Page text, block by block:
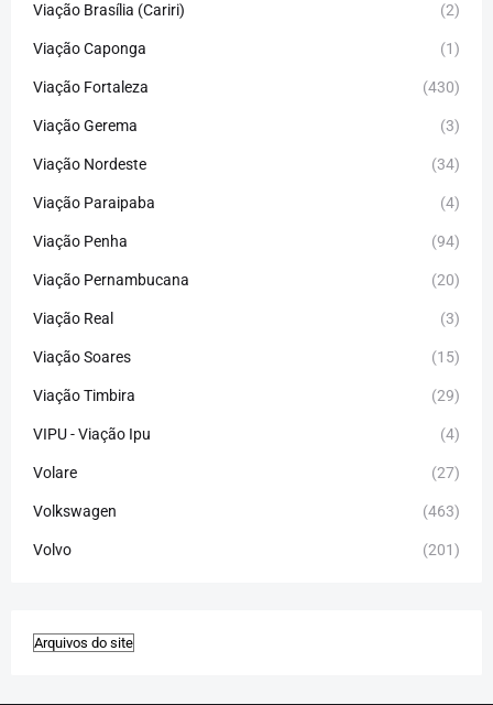
Viação Brasília (Cariri) (2)
Viação Caponga (1)
Viação Fortaleza (430)
Viação Gerema (3)
Viação Nordeste (34)
Viação Paraipaba (4)
Viação Penha (94)
Viação Pernambucana (20)
Viação Real (3)
Viação Soares (15)
Viação Timbira (29)
VIPU - Viação Ipu (4)
Volare (27)
Volkswagen (463)
Volvo (201)